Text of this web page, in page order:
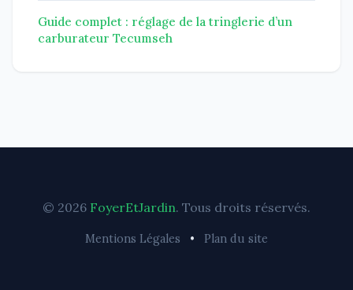
Guide complet : réglage de la tringlerie d’un
carburateur Tecumseh
© 2026 FoyerEtJardin. Tous droits réservés.
Mentions Légales • Plan du site